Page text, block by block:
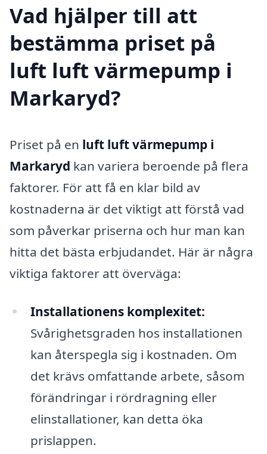
Vad hjälper till att
bestämma priset på
luft luft värmepump i
Markaryd?
Priset på en luft luft värmepump i
Markaryd kan variera beroende på flera
faktorer. För att få en klar bild av
kostnaderna är det viktigt att förstå vad
som påverkar priserna och hur man kan
hitta det bästa erbjudandet. Här är några
viktiga faktorer att överväga:
Installationens komplexitet:
Svårighetsgraden hos installationen
kan återspegla sig i kostnaden. Om
det krävs omfattande arbete, såsom
förändringar i rördragning eller
elinstallationer, kan detta öka
prislappen.